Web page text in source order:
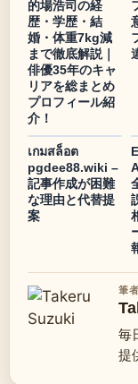
的場浩司の経
歴・学歴・結
婚・体重7kg減
まで徹底解説｜
俳優35年のキャ
リアを総まとめ
プロフィール紹
介！
เกมสล็อต
pgdee88.wiki –
記事作成が困難
な理由と代替提
案
筆
毎
提